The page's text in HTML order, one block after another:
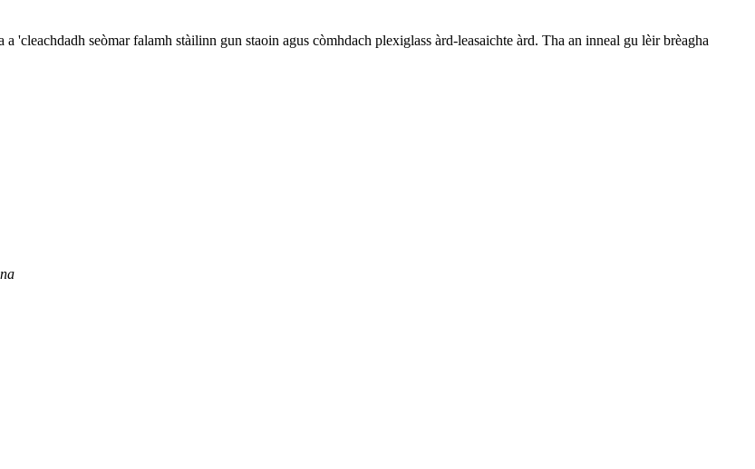
'cleachdadh seòmar falamh stàilinn gun staoin agus còmhdach plexiglass àrd-leasaichte àrd. Tha an inneal gu lèir brèagha